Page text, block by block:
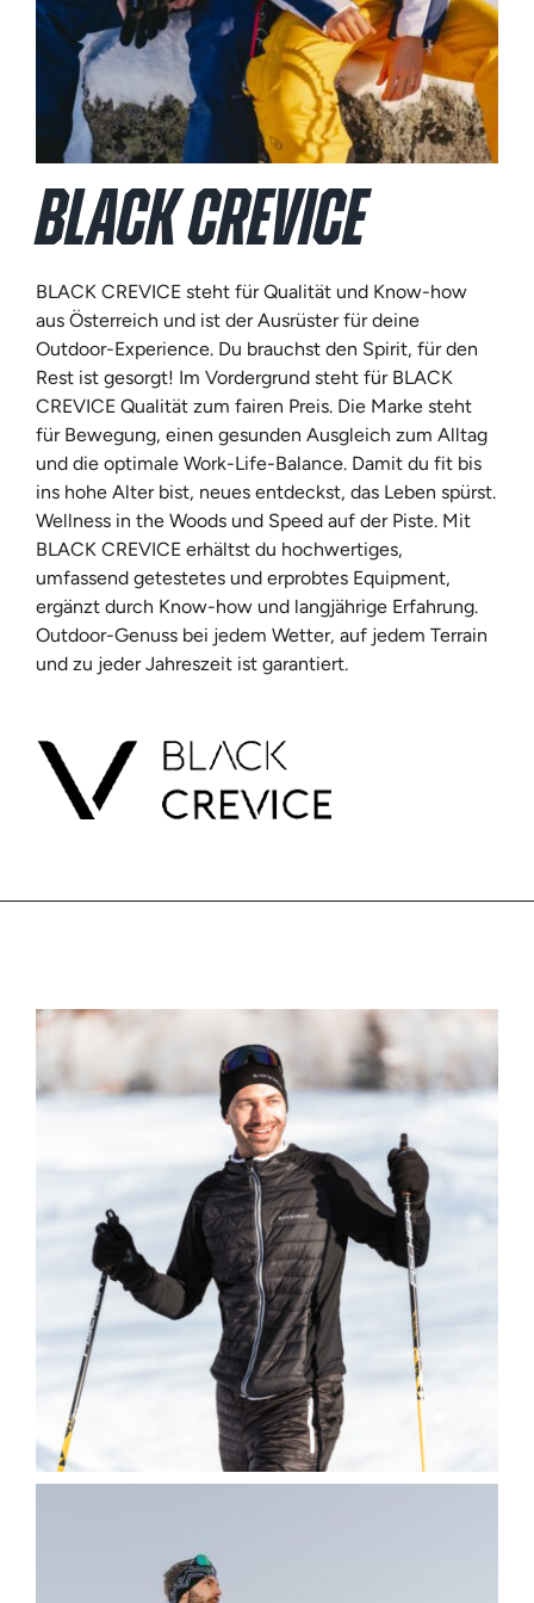
BLACK CREVICE
BLACK CREVICE steht für Qualität und Know-how
aus Österreich und ist der Ausrüster für deine
Outdoor-Experience. Du brauchst den Spirit, für den
Rest ist gesorgt! Im Vordergrund steht für BLACK
CREVICE Qualität zum fairen Preis. Die Marke steht
für Bewegung, einen gesunden Ausgleich zum Alltag
und die optimale Work-Life-Balance. Damit du fit bis
ins hohe Alter bist, neues entdeckst, das Leben spürst.
Wellness in the Woods und Speed auf der Piste. Mit
BLACK CREVICE erhältst du hochwertiges,
umfassend getestetes und erprobtes Equipment,
ergänzt durch Know-how und langjährige Erfahrung.
Outdoor-Genuss bei jedem Wetter, auf jedem Terrain
und zu jeder Jahreszeit ist garantiert.